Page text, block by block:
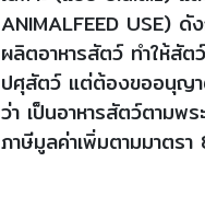
ANIMALFEED USE)
ผลิตอาหารสัตว์ ทำให้สั
ปศุสัตว์ แต่ต้องขออนุญา
ว่า เป็นอาหารสัตว์ตามพ
ภาษีมูลค่าเพิ่มตามมาตร